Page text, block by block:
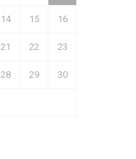
14 15 16
21 22 23
28 29 30